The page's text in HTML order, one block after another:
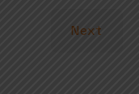
Next